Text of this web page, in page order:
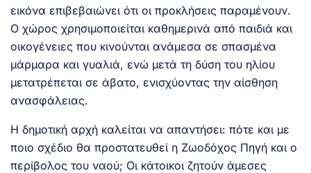
εικόνα επιβεβαιώνει ότι οι προκλήσεις παραμένουν.
Ο χώρος χρησιμοποιείται καθημερινά από παιδιά και
οικογένειες που κινούνται ανάμεσα σε σπασμένα
μάρμαρα και γυαλιά, ενώ μετά τη δύση του ηλίου
μετατρέπεται σε άβατο, ενισχύοντας την αίσθηση
ανασφάλειας.
Η δημοτική αρχή καλείται να απαντήσει: πότε και με
ποιο σχέδιο θα προστατευθεί η Ζωοδόχος Πηγή και ο
περίβολος του ναού; Οι κάτοικοι ζητούν άμεσες